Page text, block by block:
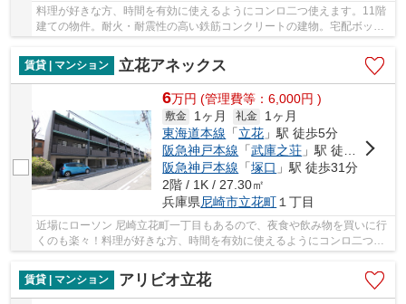
料理が好きな方、時間を有効に使えるようにコンロ二つ使えます。11階
建ての物件。耐火・耐震性の高い鉄筋コンクリートの建物。宅配ボック
賃貸 | マンション
立花アネックス
6万円 (管理費等：6,000円 )
敷金 1ヶ月 礼金
1ヶ月
東海道本線 「立花 」駅 徒歩5分
阪急神戸本線 「武庫之荘 」駅 徒歩27分
阪急神戸本線 「塚口 」駅 徒歩31分
2階 / 1K / 27.30㎡
兵庫県尼崎市立花町 １丁目
近場にローソン 尼崎立花町一丁目もあるので、夜食や飲み物を買いに行
くのも楽々！料理が好きな方、時間を有効に使えるようにコンロ二つ使
賃貸 | マンション
アリビオ立花